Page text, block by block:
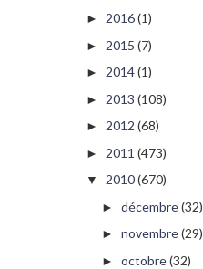
► 2016(1)
► 2015 (7)
► 2014(1)
► 2013 (108)
► 2012 (68)
► 2011 (473)
▼ 2010(670)
► décembre(32)
► novembre(29)
► octobre(32)